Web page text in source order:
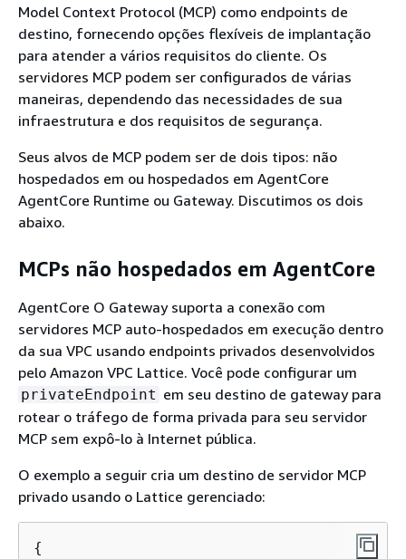
Model Context Protocol (MCP) como endpoints de
destino, fornecendo opções flexíveis de implantação
para atender a vários requisitos do cliente. Os
servidores MCP podem ser configurados de várias
maneiras, dependendo das necessidades de sua
infraestrutura e dos requisitos de segurança.
Seus alvos de MCP podem ser de dois tipos: não
hospedados em ou hospedados em AgentCore
AgentCore Runtime ou Gateway. Discutimos os dois
abaixo.
MCPs não hospedados em AgentCore
AgentCore O Gateway suporta a conexão com
servidores MCP auto-hospedados em execução dentro
da sua VPC usando endpoints privados desenvolvidos
pelo Amazon VPC Lattice. Você pode configurar um
privateEndpoint em seu destino de gateway para
rotear o tráfego de forma privada para seu servidor
MCP sem expô-lo à Internet pública.
O exemplo a seguir cria um destino de servidor MCP
privado usando o Lattice gerenciado:
{